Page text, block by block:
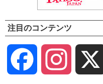
注目のコンテンツ
Facebook Instagram